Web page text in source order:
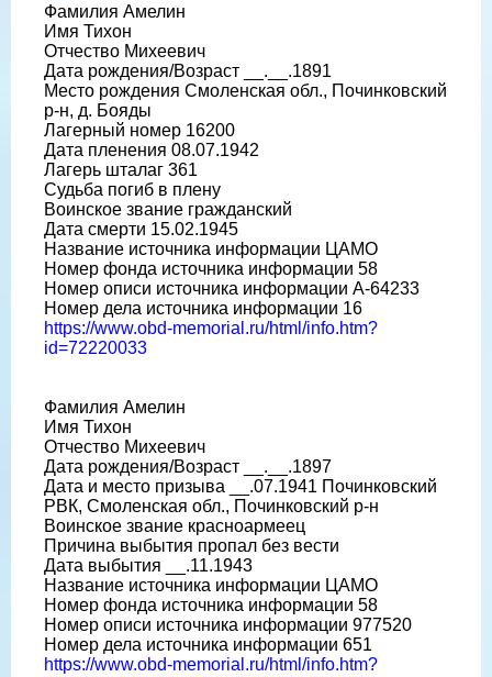
Фамилия Амелин
Имя Тихон
Отчество Михеевич
Дата рождения/Возраст __.__.1891
Место рождения Смоленская обл., Починковский
р-н, д. Бояды
Лагерный номер 16200
Дата пленения 08.07.1942
Лагерь шталаг 361
Судьба погиб в плену
Воинское звание гражданский
Дата смерти 15.02.1945
Название источника информации ЦАМО
Номер фонда источника информации 58
Номер описи источника информации A-64233
Номер дела источника информации 16
https://www.obd-memorial.ru/html/info.htm?
id=72220033
Фамилия Амелин
Имя Тихон
Отчество Михеевич
Дата рождения/Возраст __.__.1897
Дата и место призыва __.07.1941 Починковский
РВК, Смоленская обл., Починковский р-н
Воинское звание красноармеец
Причина выбытия пропал без вести
Дата выбытия __.11.1943
Название источника информации ЦАМО
Номер фонда источника информации 58
Номер описи источника информации 977520
Номер дела источника информации 651
https://www.obd-memorial.ru/html/info.htm?